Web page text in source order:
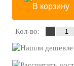
Кол-во: